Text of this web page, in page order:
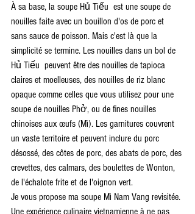
À sa base, la soupe Hủ Tiếu  est une soupe de
nouilles faite avec un bouillon d'os de porc et
sans sauce de poisson. Mais c'est là que la
simplicité se termine. Les nouilles dans un bol de
Hủ Tiếu  peuvent être des nouilles de tapioca
claires et moelleuses, des nouilles de riz blanc
opaque comme celles que vous utilisez pour une
soupe de nouilles Phở, ou de fines nouilles
chinoises aux œufs (Mì). Les garnitures couvrent
un vaste territoire et peuvent inclure du porc
désossé, des côtes de porc, des abats de porc, des
crevettes, des calmars, des boulettes de Wonton,
de l'échalote frite et de l'oignon vert.
Je vous propose ma soupe Mì Nam Vang revisitée.
Une expérience culinaire vietnamienne à ne pas